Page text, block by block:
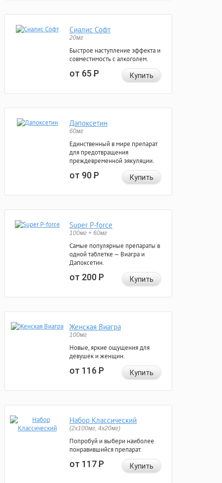
Сиалис Софт
20мг
Быстрое наступление эффекта и
совместимость с алкоголем.
от 65Р Купить
Дапоксетин
60мг
Единственный в мире препарат
для предотвращения
преждевременной эякуляции.
от 90Р Купить
Super P-force
100мг + 60мг
Самые популярные препараты в
одной таблетке — Виагра и
Дапоксетин.
от 200Р Купить
Женская Виагра
100мг
Новые, яркие ощущения для
девушек и женщин.
от 116Р Купить
Набор Классический
(2x100мг, 4x20мг)
Попробуй и выбери наиболее
понравившийся препарат.
от 117Р Купить